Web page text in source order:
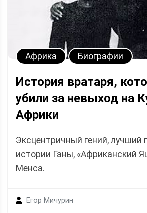
Африка Биографии
История вратаря,
убили за невыход на
Африки
Эксцентричный гений, лучший
истории Ганы, «Африканский
Менса.
Егор Мичурин